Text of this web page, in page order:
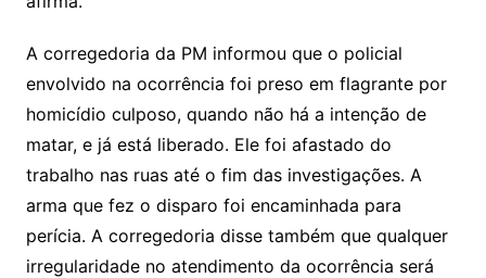
A corregedoria da PM informou que o policial
envolvido na ocorrência foi preso em flagrante por
homicídio culposo, quando não há a intenção de
matar, e já está liberado. Ele foi afastado do
trabalho nas ruas até o fim das investigações. A
arma que fez o disparo foi encaminhada para
perícia. A corregedoria disse também que qualquer
irregularidade no atendimento da ocorrência será